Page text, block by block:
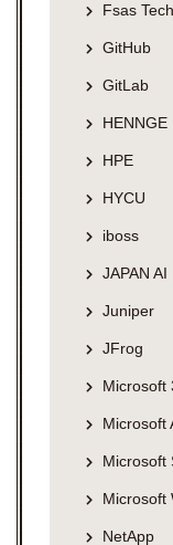
Fsas
GitHub
GitLab
HENNGE
HPE
HYCU
iboss
JAPAN AI
Juniper
JFrog
Microsoft
Microsoft
Microsoft
Microsoft
NetApp